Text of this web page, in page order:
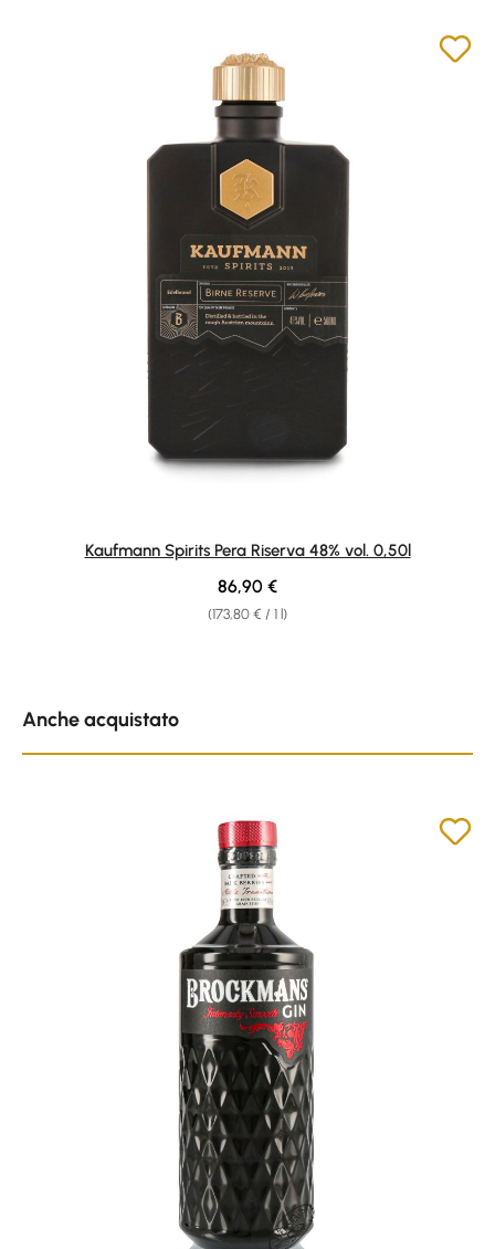
Kaufmann Spirits Pera Riserva 48% vol. 0,50l
(173,80 € / 1 l)
Regular price:
86,90 €
Anche acquistato